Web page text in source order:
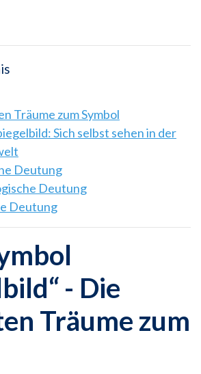
Träume zum Symbol
Sich selbst sehen in der
Deutung
Deutung
Deutung
- Die
Träume zum